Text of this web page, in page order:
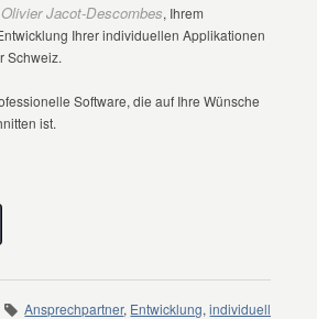
Jacot-Descombes, Ihrem
Ihrer individuellen Applikationen
Schweiz.
Software, die auf Ihre Wünsche
ist.
Ansprechpartner, Entwicklung,individuell